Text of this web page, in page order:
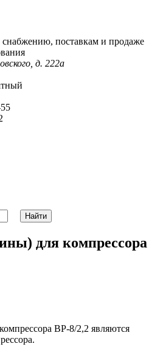
поставкам и продаже
д. 222а
для компрессора
ВР-8/2,2 являются